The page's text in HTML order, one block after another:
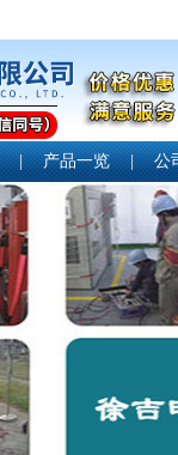
| 产品一览 | 公